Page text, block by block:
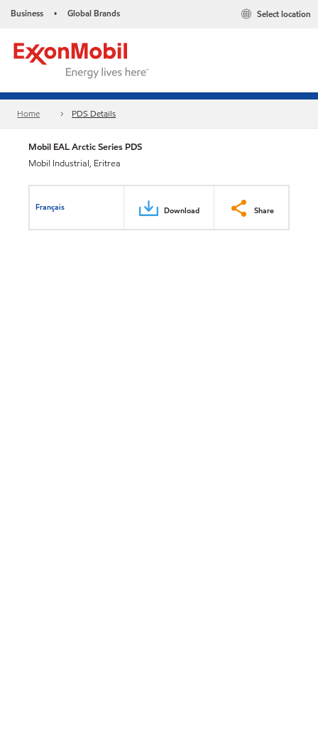
Business • Global Brands Select location
Home PDS Details
Mobil EAL Arctic Series PDS
Mobil Industrial, Eritrea
Français Download Share